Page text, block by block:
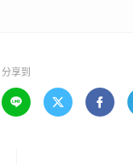
分享到
  